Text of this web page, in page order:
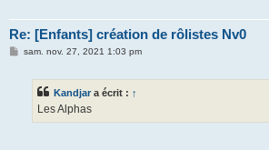
Re: [Enfants] création de rôlistes Nv0
Msam. nov. 27, 2021 1:03 pm
Kandjar a écrit : ↑
Les Alphas